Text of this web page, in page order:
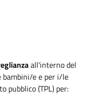
all'interno del
bambini/e e per i/le
pubblico (TPL) per: